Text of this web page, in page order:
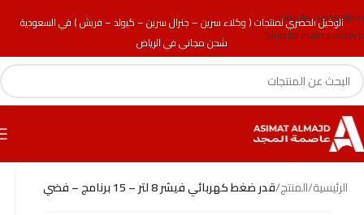
الوكيل الحصري لمنتجات ( وكلاء سرين – جنرال سرين – كيولد – فريش ) في السعودية
شحن مجاني في الرياض
Skip to navigation
Skip to main content
الرئيسية/المنتج/قدر ضغط كهربائي فيشر 8 لتر – 15 برنامج – فضي